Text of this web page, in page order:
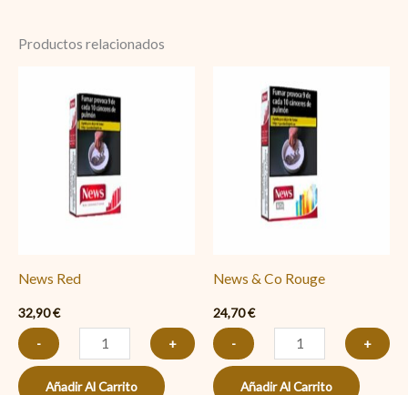
Productos relacionados
News Red
32,90€
-
Red
cantidad
+
Añadir Al Carrito
News & Co Rouge
24,70€
-
&
Co
Rouge
cantidad
+
Añadir Al Carrito